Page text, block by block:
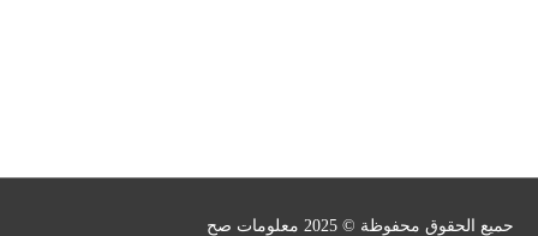
حميع الحقوق محفوظة © 2025 معلومات صح